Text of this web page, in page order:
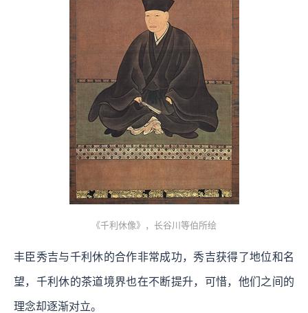
《千利休像》，长谷川等伯所绘
丰臣秀吉与千利休的合作非常成功，秀吉获得了地位和名
望，千利休的茶道境界也在不断提升，可惜，他们之间的
理念却逐渐对立。